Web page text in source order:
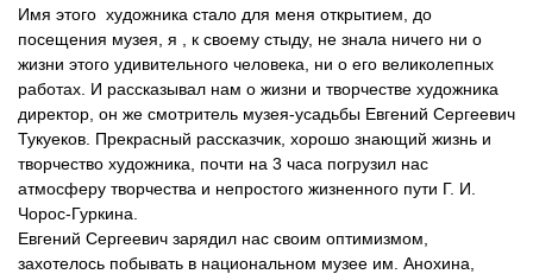
Имя этого художника стало для меня открытием, до
посещения музея, я , к своему стыду, не знала ничего ни о
жизни этого удивительного человека, ни о его великолепных
работах. И рассказывал нам о жизни и творчестве художника
директор, он же смотритель музея-усадьбы Евгений Сергеевич
Тукуеков. Прекрасный рассказчик, хорошо знающий жизнь и
творчество художника, почти на 3 часа погрузил нас
атмосферу творчества и непростого жизненного пути Г. И.
Чорос-Гуркина.
Евгений Сергеевич зарядил нас своим оптимизмом,
захотелось побывать в национальном музее им. Анохина,